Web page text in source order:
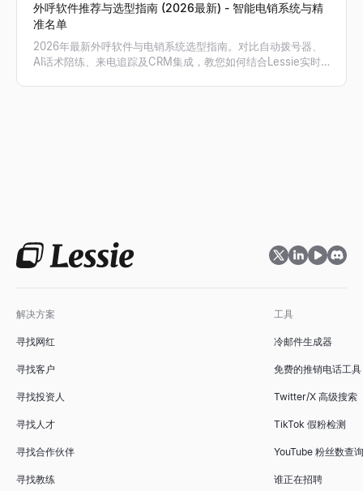
外呼软件推荐与选型指南 (2026最新) - 智能电销系统与精
准名单
2026年最新外呼软件与电销系统选型指南。对比自动拨号器、
AI话术陪练、来电追踪及CRM集成，教您如何结合Lessie实时
解决方案
寻找网红
寻找客户
寻找投资人
寻找人才
寻找合作伙伴
寻找教练
工具
冷邮件生成器
免费的推销电话工具
Twitter/X 高级搜索
TikTok 假粉检测
YouTube 粉丝数查询
谁正在招聘